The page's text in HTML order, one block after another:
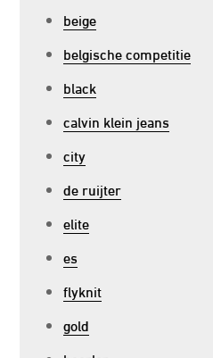
beige
belgische competitie
black
calvin klein jeans
city
de ruijter
elite
es
flyknit
gold